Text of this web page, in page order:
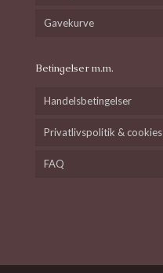
Gavekurve
Betingelser m.m.
Handelsbetingelser
Privatlivspolitik & cookies
FAQ